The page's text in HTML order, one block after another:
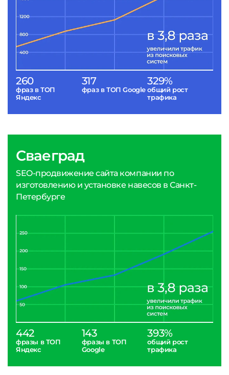
260
фраз в ТОП
Яндекс
317
фраз в ТОП Google
329%
общий рост
трафика
Сваеград
SEO-продвижение сайта компании по
изготовлению и установке навесов в Санкт-
Петербурге
442
фразы в ТОП
Яндекс
143
фразы в ТОП
Google
393%
общий рост
трафика